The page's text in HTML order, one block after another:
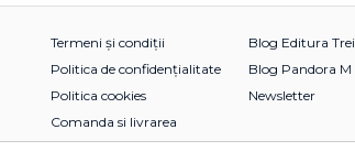
Termeni și condiții
Politica de confidențialitate
Politica cookies
Comanda si livrarea
Blog Editura Trei
Blog Pandora M
Newsletter